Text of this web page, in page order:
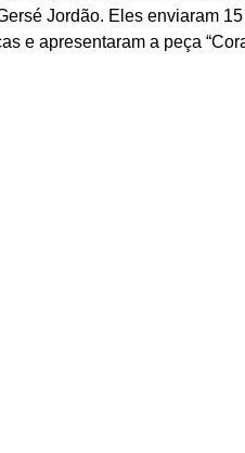
Jordão. Eles enviaram
e apresentaram a peça